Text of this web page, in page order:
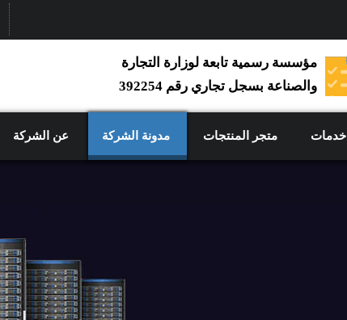
مؤسسة رسمية تابعة لوزارة التجارة
والصناعة بسجل تجاري رقم 392254
خدمات متجر المنتجات مدونة الشركة عن الشركة